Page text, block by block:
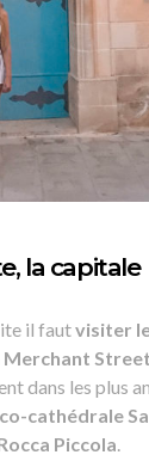
la capitale
il fautvisiter
Merchant Street
dans les plus
co-cathédrale
Piccola.